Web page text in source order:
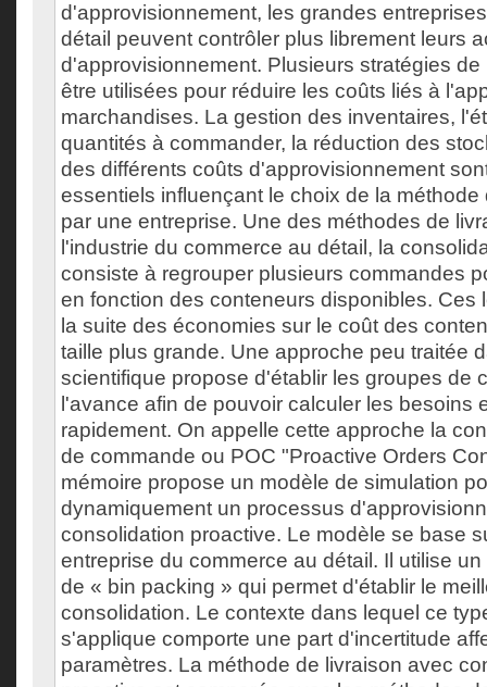
d'approvisionnement, les grandes
détail peuvent contrôler plus librement leurs
d'approvisionnement. Plusieurs stratégies
être utilisées pour réduire les coûts liés à
marchandises. La gestion des inventaires,
quantités à commander, la réduction des
des différents coûts d'approvisionnement
essentiels influençant le choix de la méthode
par une entreprise. Une des méthodes de
l'industrie du commerce au détail, la
consiste à regrouper plusieurs commandes
en fonction des conteneurs disponibles. Ces
la suite des économies sur le coût des
taille plus grande. Une approche peu traitée
scientifique propose d'établir les groupes de
l'avance afin de pouvoir calculer les besoins
rapidement. On appelle cette approche la
de commande ou POC "Proactive Orders
mémoire propose un modèle de simulation
dynamiquement un processus
consolidation proactive. Le modèle se base
entreprise du commerce au détail. Il utilise
de « bin packing » qui permet d'établir le
consolidation. Le contexte dans lequel ce
s'applique comporte une part d'incertitude
paramètres. La méthode de livraison avec